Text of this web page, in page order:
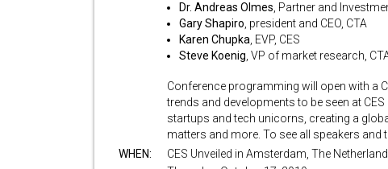
Dr. Andreas Olmes , Partner and
Gary Shapiro , president and CEO, CTA
Karen Chupka , EVP, CES
Steve Koenig , VP of market research,
Conference programming will open with a
trends and developments to be seen at
startups and tech unicorns, creating a
matters and more. To see all speakers and
WHEN:
CES Unveiled in Amsterdam, The